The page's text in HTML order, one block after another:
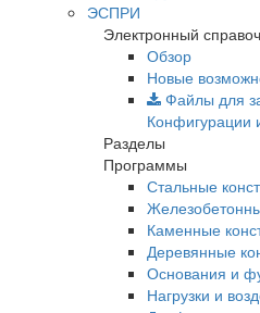
ЭСПРИ
Электронный
Обзор
Новые
Файлы для
Конфигурации
Разделы
Программы
Стальные
Каменные
Деревянные
Основания и
Нагрузки и